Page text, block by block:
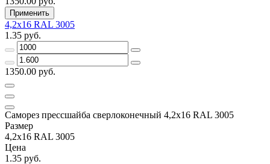
Применить
4,2х16 RAL 3005
1.35 руб.
1350.00 руб.
Саморез прессшайба сверлоконечный 4,2х16 RAL 3005
Размер
4,2х16 RAL 3005
Цена
1.35 руб.